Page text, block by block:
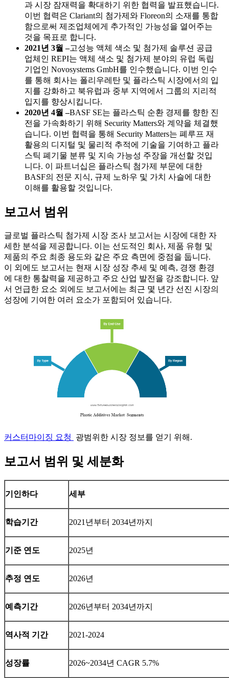
과 시장 잠재력을 확대하기 위한 협력을 발표했습니다.
이번 협력은 Clariant의 첨가제와 Floreon의 소재를 통합
함으로써 제조업체에게 추가적인 가능성을 열어주는
것을 목표로 합니다.
2021년 3월 –고성능 액체 색소 및 첨가제 솔루션 공급
업체인 REPI는 액체 색소 및 첨가제 분야의 유럽 독립
기업인 Novosystems GmbH를 인수했습니다. 이번 인수
를 통해 회사는 폴리우레탄 및 플라스틱 시장에서의 입
지를 강화하고 북유럽과 중부 지역에서 그룹의 지리적
입지를 향상시킵니다.
2020년 4월 –BASF SE는 플라스틱 순환 경제를 향한 진
전을 가속화하기 위해 Security Matters와 계약을 체결했
습니다. 이번 협력을 통해 Security Matters는 폐루프 재
활용의 디지털 및 물리적 추적에 기술을 기여하고 플라
스틱 폐기물 분류 및 지속 가능성 주장을 개선할 것입
니다. 이 파트너십은 플라스틱 첨가제 부문에 대한
BASF의 전문 지식, 규제 노하우 및 가치 사슬에 대한
이해를 활용할 것입니다.
보고서 범위
글로벌 플라스틱 첨가제 시장 조사 보고서는 시장에 대한 자
세한 분석을 제공합니다. 이는 선도적인 회사, 제품 유형 및
제품의 주요 최종 용도와 같은 주요 측면에 중점을 둡니다.
이 외에도 보고서는 현재 시장 성장 추세 및 예측, 경쟁 환경
에 대한 통찰력을 제공하고 주요 산업 발전을 강조합니다. 앞
서 언급한 요소 외에도 보고서에는 최근 몇 년간 선진 시장의
성장에 기여한 여러 요소가 포함되어 있습니다.
커스터마이징 요청 광범위한 시장 정보를 얻기 위해.
보고서 범위 및 세분화
기인하다 세부
학습기간 2021년부터 2034년까지
기준 연도 2025년
추정 연도 2026년
예측기간 2026년부터 2034년까지
역사적 기간 2021-2024
성장률 2026~2034년 CAGR 5.7%